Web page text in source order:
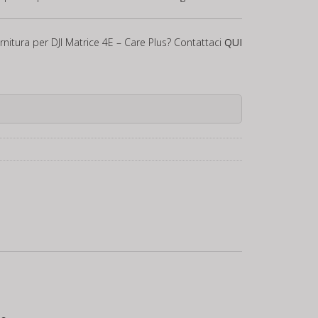
per DJI Matrice 4E – Care Plus? Contattaci QUI